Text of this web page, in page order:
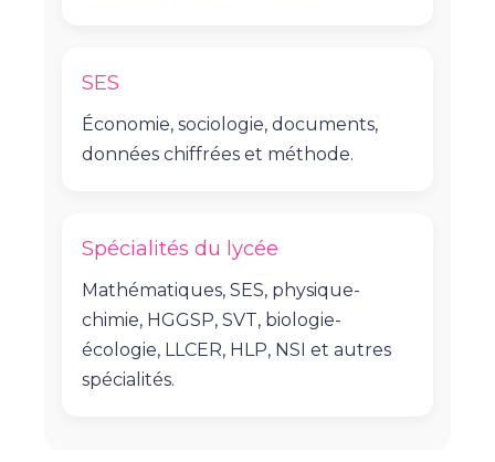
SES
Économie, sociologie, documents,
données chiffrées et méthode.
Spécialités du lycée
Mathématiques, SES, physique-
chimie, HGGSP, SVT, biologie-
écologie, LLCER, HLP, NSI et autres
spécialités.